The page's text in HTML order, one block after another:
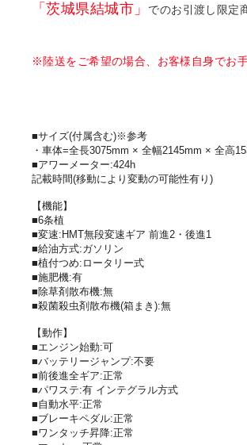
「茨城県結城市」 でのお引渡し限定
※陸送をご希望の場合、お客様自身でお手
■サイズ(付属含む)※参考
・車体=全長3075mm × 全幅2145mm × 全高
■アワーメーター:424h
記載時間(移動により変動の可能性有り)
【機能】
■6条植
■変速:HMT無段変速ギア 前進2・後進1
■給油方式:ガソリン
■植付つめ:ロータリー式
■施肥機:有
■除草剤散布機:無
■殺菌殺虫剤散布機(箱まき):無
【動作】
■エンジン始動:可
■バッテリージャンプ:不要
■前後進全ギア:正常
■パワステ:有 インテグラル方式
■自動水平:正常
■ブレーキペダル:正常
■ワンタッチ昇降:正常